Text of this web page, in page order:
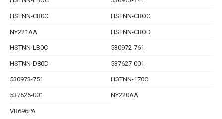
HSTNN-CB0C HSTNN-CBOC
NY221AA HSTNN-CBOD
HSTNN-LB0C 530972-761
HSTNN-D80D 537627-001
530973-751 HSTNN-170C
537626-001 NY220AA
VB696PA